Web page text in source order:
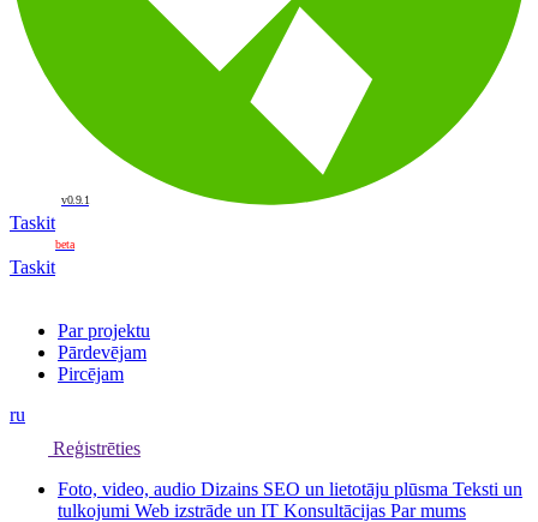
Taskit
v0.9.1
Taskit
beta
Par projektu
Pārdevējam
Pircējam
ru
Reģistrēties
Foto, video, audio Dizains SEO un lietotāju plūsma Teksti un
tulkojumi Web izstrāde un IT Konsultācijas Par mums